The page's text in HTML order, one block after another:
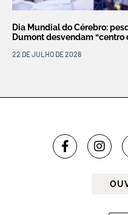
Dia Mundial do Cérebro:
Dumont desvendam
22 DE JULHO DE 2026